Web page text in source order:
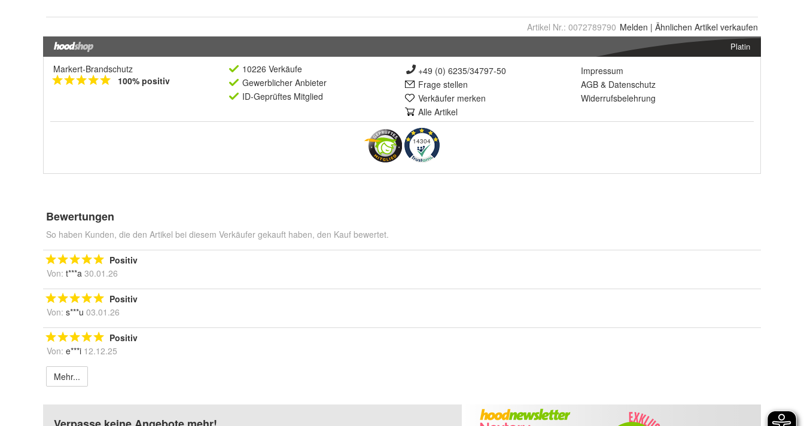
Artikel Nr.: 0072789790 Melden | Ähnlichen Artikel verkaufen
Platin
Markert-Brandschutz
100% positiv
10226 Verkäufe
Gewerblicher Anbieter
ID-Geprüftes Mitglied
+49 (0) 6235/34797-50
Frage stellen
Verkäufer merken
Alle Artikel
Impressum
AGB & Datenschutz
Widerrufsbelehrung
14304
Bewertungen
So haben Kunden, die den Artikel bei diesem Verkäufer gekauft haben, den Kauf bewertet.
Positiv
Von: t***a 30.01.26
Positiv
Von: s***u 03.01.26
Positiv
Von: e***i 12.12.25
Mehr...